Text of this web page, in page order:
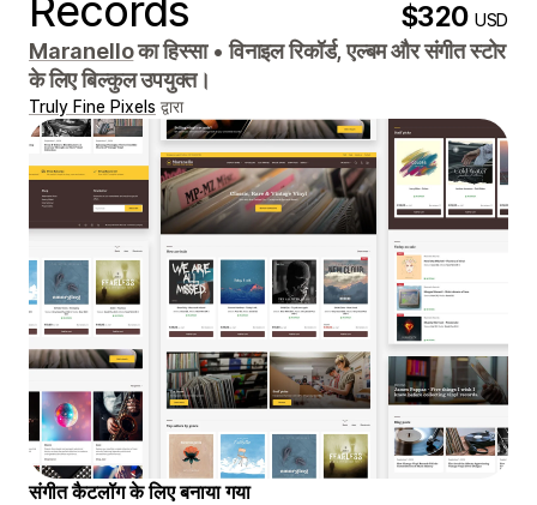
Records $320USD
Maranelloका हिस्सा • विनाइल रिकॉर्ड, एल्बम और संगीत स्टोर
के लिए बिल्कुल उपयुक्त।
Truly Fine Pixels द्वारा
संगीत कैटलॉग के लिए बनाया गया